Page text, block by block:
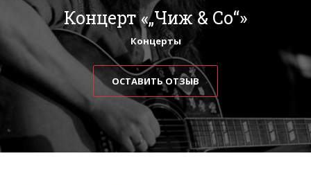
Концерт «„Чиж & Co“»
Концерты
ОСТАВИТЬ ОТЗЫВ